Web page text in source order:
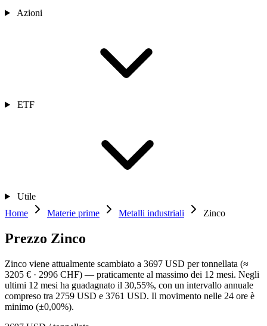
Azioni
ETF
Utile
Home
Materie prime Metalli industriali Zinco
Prezzo Zinco
Zinco viene attualmente scambiato a 3697 USD per tonnellata (≈
3205 € · 2996 CHF) — praticamente al massimo dei 12 mesi. Negli
ultimi 12 mesi ha guadagnato il 30,55%, con un intervallo annuale
compreso tra 2759 USD e 3761 USD. Il movimento nelle 24 ore è
minimo (±0,00%).